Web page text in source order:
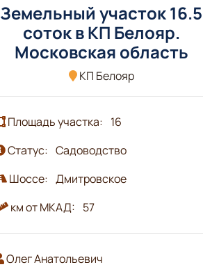
Земельный участок 16.5
соток в КП Белояр.
Московская область
КП Белояр
Площадь участка: 16
Статус: Садоводство
Шоссе: Дмитровское
км от МКАД: 57
Олег Анатольевич